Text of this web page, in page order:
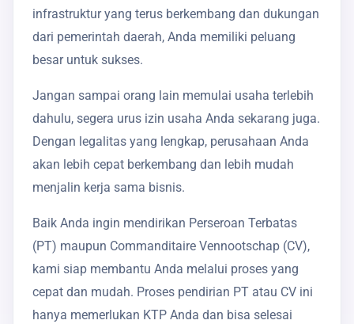
infrastruktur yang terus berkembang dan dukungan
dari pemerintah daerah, Anda memiliki peluang
besar untuk sukses.
Jangan sampai orang lain memulai usaha terlebih
dahulu, segera urus izin usaha Anda sekarang juga.
Dengan legalitas yang lengkap, perusahaan Anda
akan lebih cepat berkembang dan lebih mudah
menjalin kerja sama bisnis.
Baik Anda ingin mendirikan Perseroan Terbatas
(PT) maupun Commanditaire Vennootschap (CV),
kami siap membantu Anda melalui proses yang
cepat dan mudah. Proses pendirian PT atau CV ini
hanya memerlukan KTP Anda dan bisa selesai